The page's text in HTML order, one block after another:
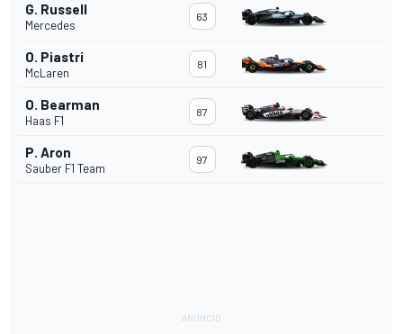
G. Russell
Mercedes
63
O. Piastri
McLaren
81
O. Bearman
Haas F1
87
P. Aron
Sauber F1 Team
97